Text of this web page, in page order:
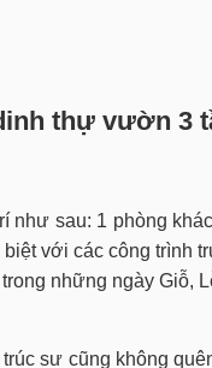
thự vườn 3
sau: 1 phòng
với các công
những ngày Giỗ,
sư cũng không